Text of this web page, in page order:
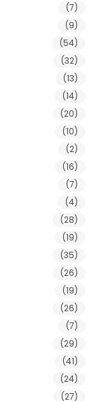
(7)
(9)
(54)
(32)
(13)
(14)
(20)
(10)
(2)
(16)
(7)
(4)
(28)
(19)
(35)
(26)
(19)
(26)
(7)
(29)
(41)
(24)
(27)